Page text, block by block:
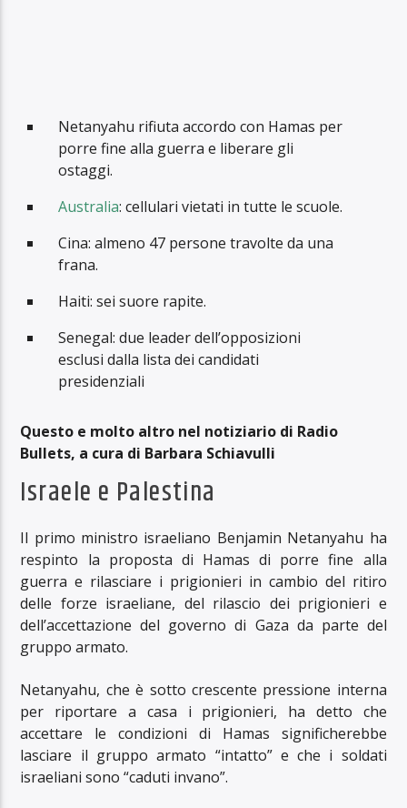
Netanyahu rifiuta accordo con Hamas per
porre fine alla guerra e liberare gli
ostaggi.
Australia: cellulari vietati in tutte le scuole.
Cina: almeno 47 persone travolte da una
frana.
Haiti: sei suore rapite.
Senegal: due leader dell’opposizioni
esclusi dalla lista dei candidati
presidenziali
Questo e molto altro nel notiziario di Radio
Bullets, a cura di Barbara Schiavulli
Israele e Palestina
Il primo ministro israeliano Benjamin Netanyahu ha
respinto la proposta di Hamas di porre fine alla
guerra e rilasciare i prigionieri in cambio del ritiro
delle forze israeliane, del rilascio dei prigionieri e
dell’accettazione del governo di Gaza da parte del
gruppo armato.
Netanyahu, che è sotto crescente pressione interna
per riportare a casa i prigionieri, ha detto che
accettare le condizioni di Hamas significherebbe
lasciare il gruppo armato “intatto” e che i soldati
israeliani sono “caduti invano”.